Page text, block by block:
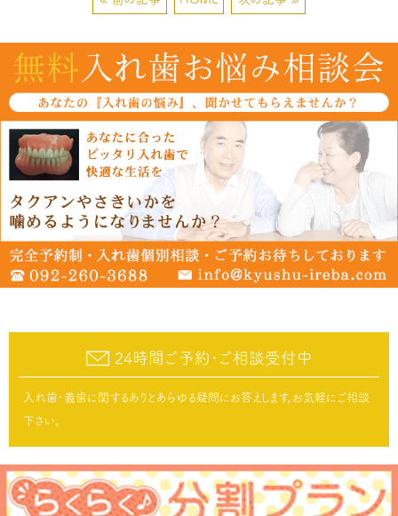
24時間ご予約･ご相談受付中
入れ歯･義歯に関するありとあらゆる疑問にお答えします。お気軽にご相談
下さい。